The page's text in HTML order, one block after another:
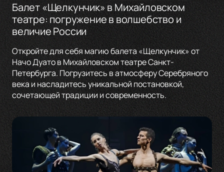
Балет «Щелкунчик» в Михайловском
театре: погружение в волшебство и
величие России
Откройте для себя магию балета «Щелкунчик» от
Начо Дуато в Михайловском театре Санкт-
Петербурга. Погрузитесь в атмосферу Серебряного
века и насладитесь уникальной постановкой,
сочетающей традиции и современность.